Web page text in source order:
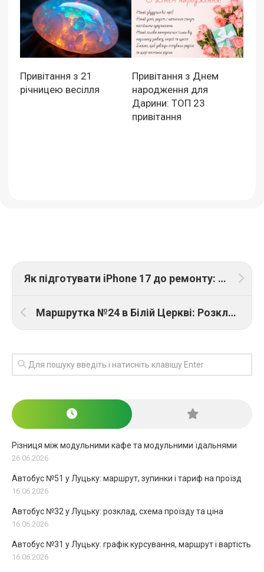
Привітання з 21
річницею весілля
Привітання з Днем
народження для
Дарини: ТОП 23
привітання
Як підготувати iPhone 17 до ремонту: резервне копіювання та безпека даних
Маршрутка №24 в Білій Церкві: Розклад, схема, вартість
Різниця між модульними кафе та модульними їдальнями
26.06.2026
Автобус №51 у Луцьку: маршрут, зупинки і тариф на проїзд
16.06.2026
Автобус №32 у Луцьку: розклад, схема проїзду та ціна
16.06.2026
Автобус №31 у Луцьку: графік курсування, маршрут і вартість
16.06.2026